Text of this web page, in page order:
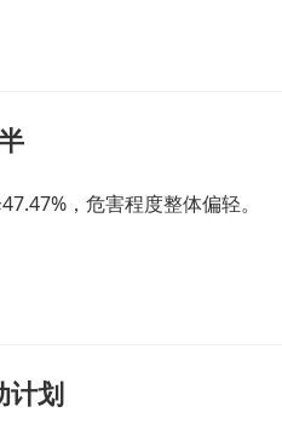
，危害程度整体偏轻。
计划